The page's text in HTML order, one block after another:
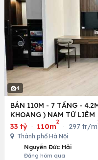
4
BÁN 110M - 7 TẦNG -
KHOANG ) NAM TỪ LIÊM
33 tỷ · 110m
2
· 297 tr/m
Thành phố Hà Nội
Nguyễn Đức Hải
Đăng hôm qua